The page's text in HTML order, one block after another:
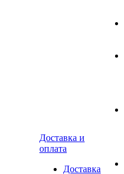
Доставка и
оплата
Доставка